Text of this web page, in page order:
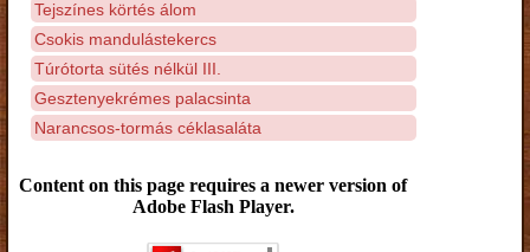
Tejszínes körtés álom
Csokis mandulástekercs
Túrótorta sütés nélkül III.
Gesztenyekrémes palacsinta
Narancsos-tormás céklasaláta
Content on this page requires a newer version of
Adobe Flash Player.